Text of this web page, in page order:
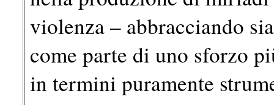
violenza – abbracciando
come parte di uno sforzo
in termini puramente